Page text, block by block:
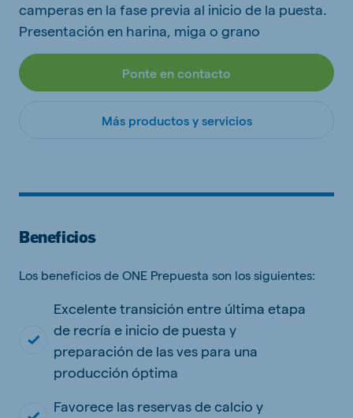
camperas en la fase previa al inicio de la puesta.
Presentación en harina, miga o grano
Ponte en contacto
Más productos y servicios
Beneficios
Los beneficios de ONE Prepuesta son los siguientes:
Excelente transición entre última etapa
de recría e inicio de puesta y
preparación de las ves para una
producción óptima
Favorece las reservas de calcio y